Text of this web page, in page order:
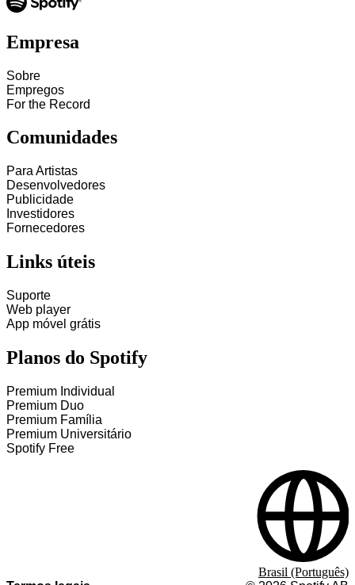
Empresa
Sobre
Empregos
For the Record
Comunidades
Para Artistas
Desenvolvedores
Publicidade
Investidores
Fornecedores
Links úteis
Suporte
Web player
App móvel grátis
Planos do Spotify
Premium Individual
Premium Duo
Premium Família
Premium Universitário
Spotify Free
Brasil (Português)